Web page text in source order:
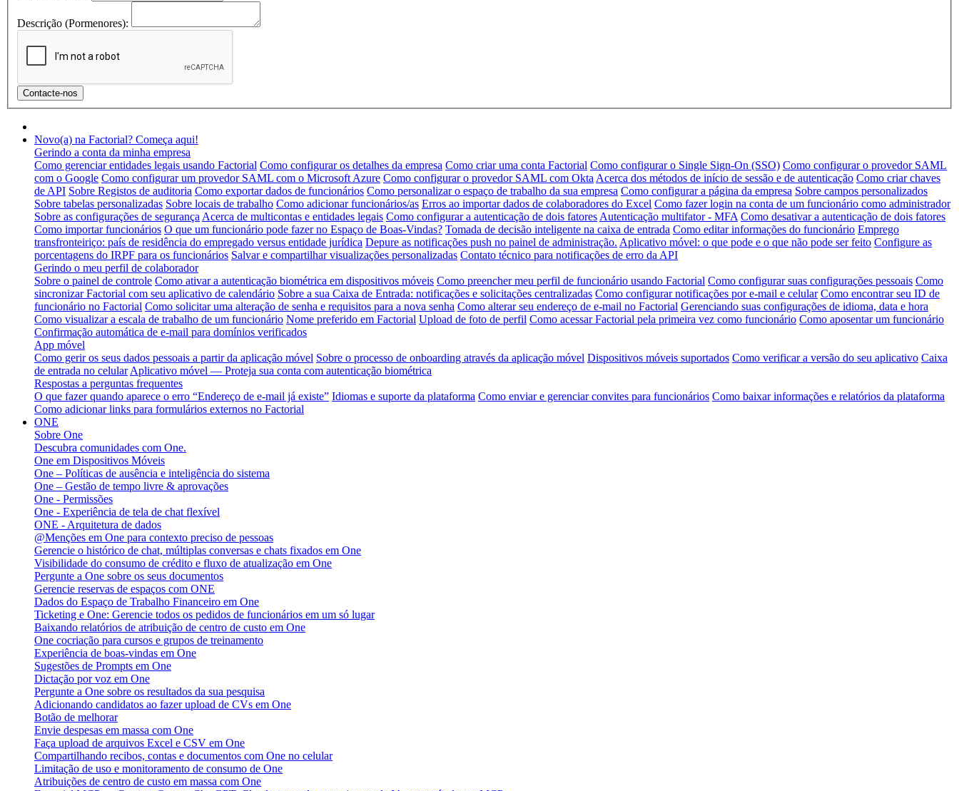
Descrição (Pormenores):
Novo(a) na Factorial? Começa aqui!
Gerindo a conta da minha empresa
Como gerenciar entidades legais usando Factorial Como configurar os detalhes da empresa Como criar uma conta Factorial Como configurar o Single Sign-On (SSO) Como configurar o provedor SAML
com o Google Como configurar um provedor SAML com o Microsoft Azure Como configurar o provedor SAML com Okta Acerca dos métodos de início de sessão e de autenticação Como criar chaves
de API Sobre Registos de auditoria Como exportar dados de funcionários Como personalizar o espaço de trabalho da sua empresa Como configurar a página da empresa Sobre campos personalizados
Sobre tabelas personalizadas Sobre locais de trabalho Como adicionar funcionários/as Erros ao importar dados de colaboradores do Excel Como fazer login na conta de um funcionário como administrador
Sobre as configurações de segurança Acerca de multicontas e entidades legais Como configurar a autenticação de dois fatores Autenticação multifator - MFA Como desativar a autenticação de dois fatores
Como importar funcionários O que um funcionário pode fazer no Espaço de Boas-Vindas? Tomada de decisão inteligente na caixa de entrada Como editar informações do funcionário Emprego
transfronteiriço: país de residência do empregado versus entidade jurídica Depure as notificações push no painel de administração. Aplicativo móvel: o que pode e o que não pode ser feito Configure as
porcentagens do IRPF para os funcionários Salvar e compartilhar visualizações personalizadas Contato técnico para notificações de erro da API
Gerindo o meu perfil de colaborador
Sobre o painel de controle Como ativar a autenticação biométrica em dispositivos móveis Como preencher meu perfil de funcionário usando Factorial Como configurar suas configurações pessoais Como
sincronizar Factorial com seu aplicativo de calendário Sobre a sua Caixa de Entrada: notificações e solicitações centralizadas Como configurar notificações por e-mail e celular Como encontrar seu ID de
funcionário no Factorial Como solicitar uma alteração de senha e requisitos para a nova senha Como alterar seu endereço de e-mail no Factorial Gerenciando suas configurações de idioma, data e hora
Como visualizar a escala de trabalho de um funcionário Nome preferido em Factorial Upload de foto de perfil Como acessar Factorial pela primeira vez como funcionário Como aposentar um funcionário
Confirmação automática de e-mail para domínios verificados
App móvel
Como gerir os seus dados pessoais a partir da aplicação móvel Sobre o processo de onboarding através da aplicação móvel Dispositivos móveis suportados Como verificar a versão do seu aplicativo Caixa
de entrada no celular Aplicativo móvel — Proteja sua conta com autenticação biométrica
Respostas a perguntas frequentes
O que fazer quando aparece o erro “Endereço de e-mail já existe” Idiomas e suporte da plataforma Como enviar e gerenciar convites para funcionários Como baixar informações e relatórios da plataforma
Como adicionar links para formulários externos no Factorial
ONE
Sobre One
Descubra comunidades com One.
One em Dispositivos Móveis
One – Políticas de ausência e inteligência do sistema
One – Gestão de tempo livre & aprovações
One - Permissões
One - Experiência de tela de chat flexível
ONE - Arquitetura de dados
@Menções em One para contexto preciso de pessoas
Gerencie o histórico de chat, múltiplas conversas e chats fixados em One
Visibilidade do consumo de crédito e fluxo de atualização em One
Pergunte a One sobre os seus documentos
Gerencie reservas de espaços com ONE
Dados do Espaço de Trabalho Financeiro em One
Ticketing e One: Gerencie todos os pedidos de funcionários em um só lugar
Baixando relatórios de atribuição de centro de custo em One
One cocriação para cursos e grupos de treinamento
Experiência de boas-vindas em One
Sugestões de Prompts em One
Dictação por voz em One
Pergunte a One sobre os resultados da sua pesquisa
Adicionando candidatos ao fazer upload de CVs em One
Botão de melhorar
Envie despesas em massa com One
Faça upload de arquivos Excel e CSV em One
Compartilhando recibos, contas e documentos com One no celular
Limitação de uso e monitoramento de consumo de One
Atribuições de centro de custo em massa com One